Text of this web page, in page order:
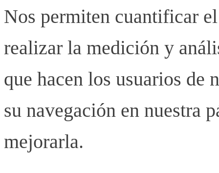
Nos permiten cuantificar
realizar la medición y
que hacen los usuarios de
su navegación en nuestra
mejorarla.